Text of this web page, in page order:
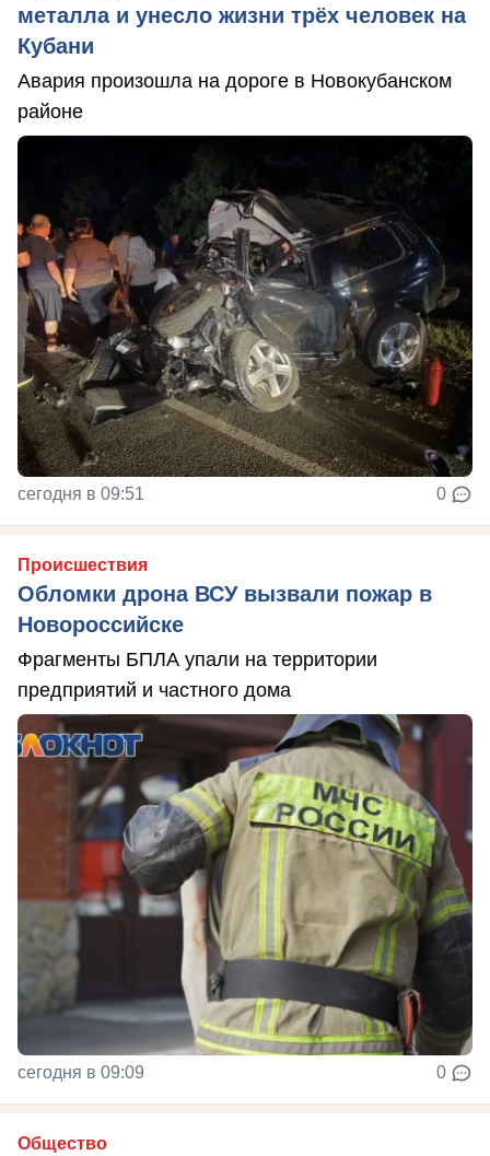
металла и унесло жизни трёх человек на
Кубани
Авария произошла на дороге в Новокубанском
районе
сегодня в 09:51 0
Происшествия
Обломки дрона ВСУ вызвали пожар в
Новороссийске
Фрагменты БПЛА упали на территории
предприятий и частного дома
сегодня в 09:09 0
Общество